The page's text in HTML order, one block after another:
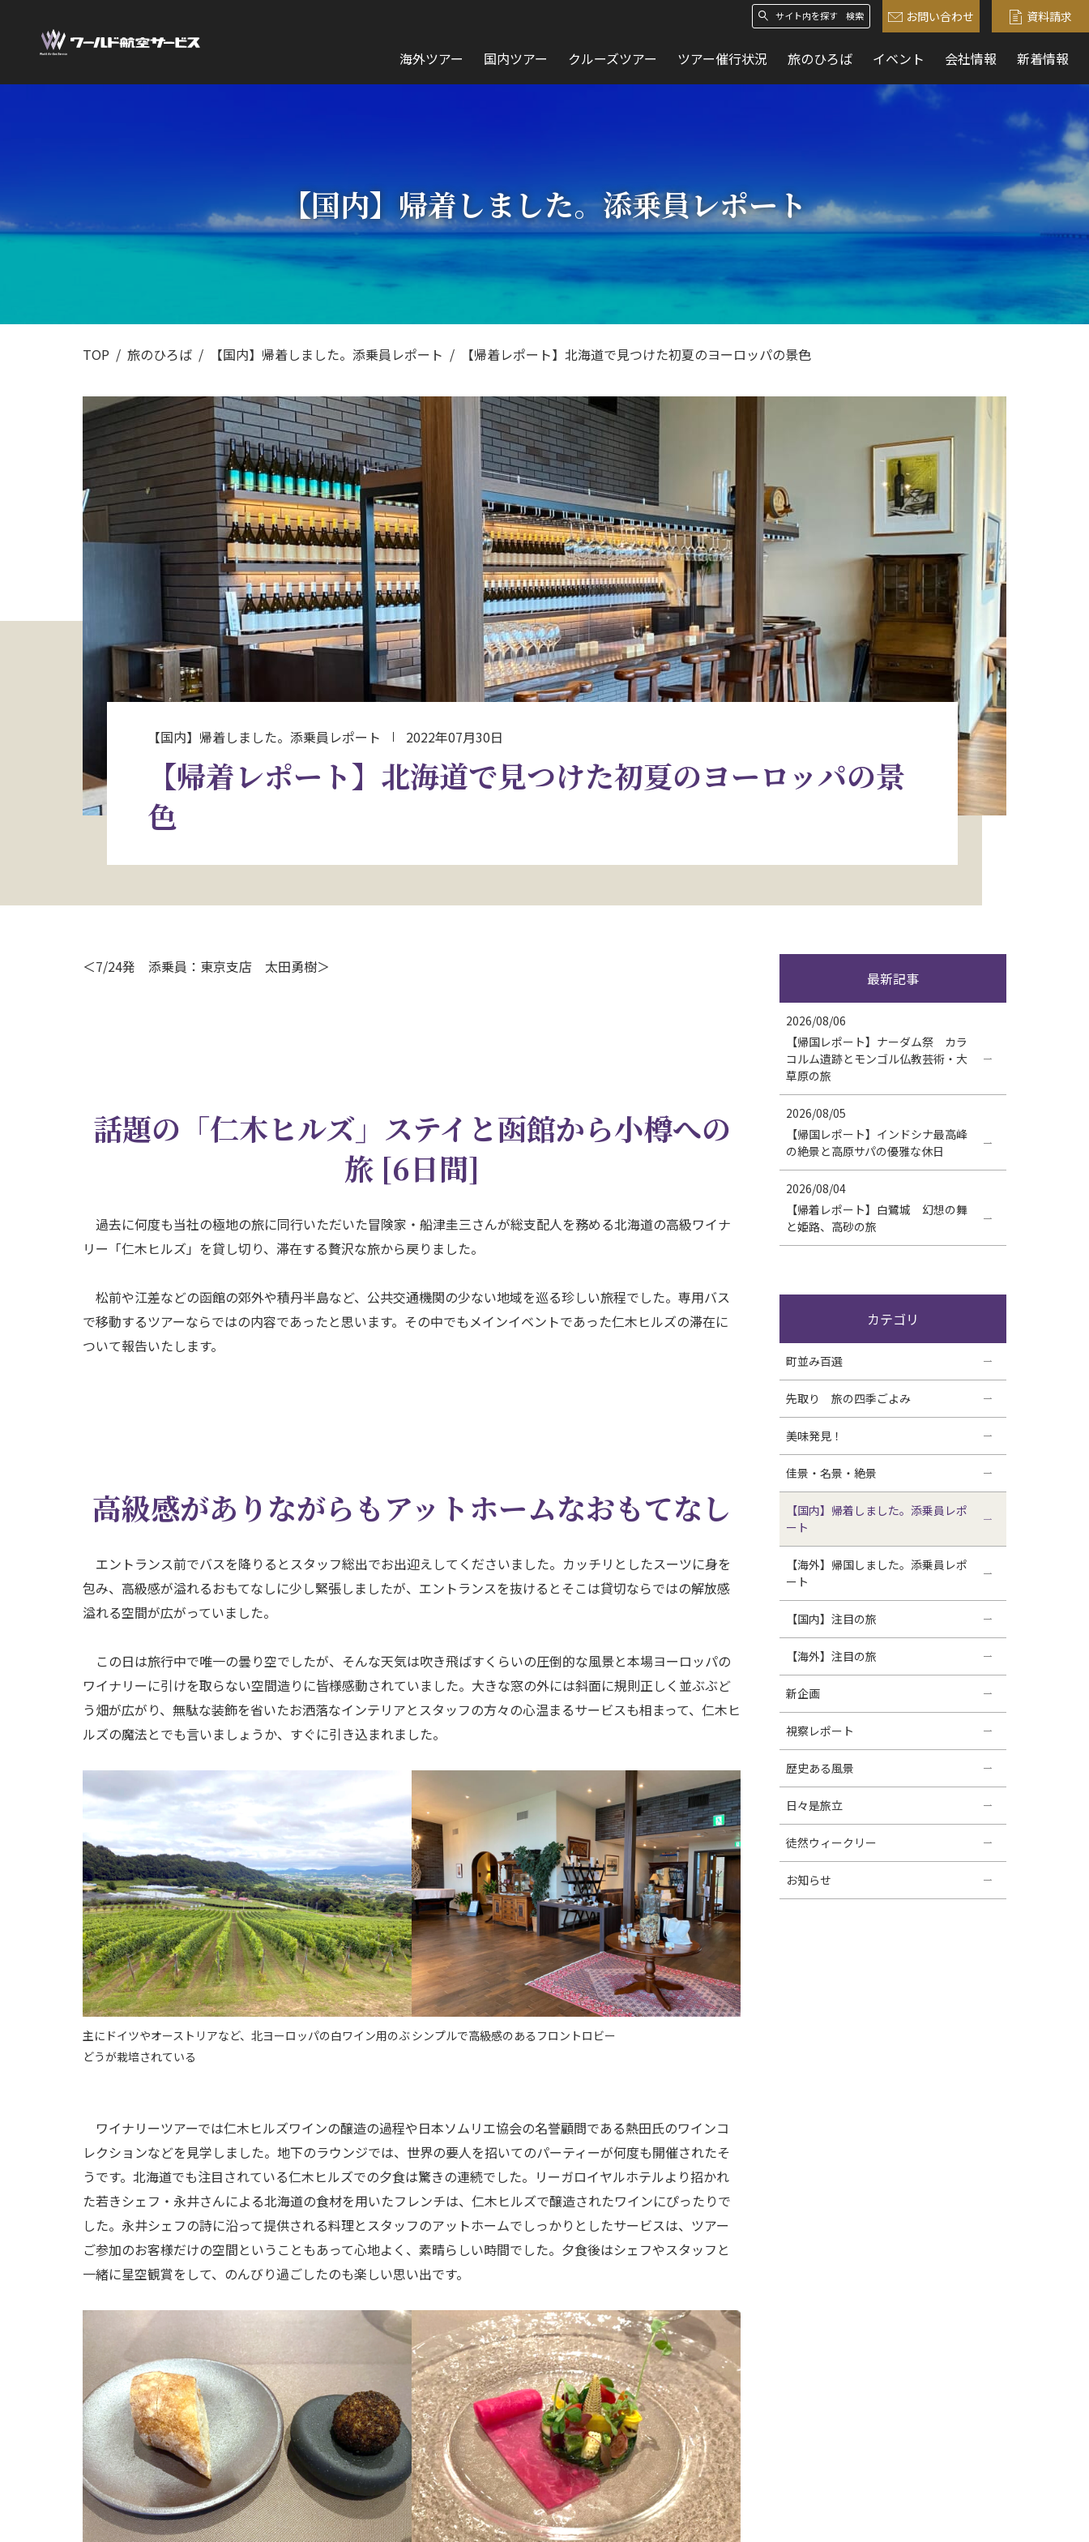
検索 お問い合わせ 資料請求
海外ツアー 国内ツアー クルーズツアー ツアー催行状況 旅のひろば イベント 会社情報 新着情報
【国内】帰着しました。添乗員レポート
TOP 旅のひろば 【国内】帰着しました。添乗員レポート 【帰着レポート】北海道で見つけた初夏のヨーロッパの景色
【国内】帰着しました。添乗員レポート 2022年07月30日
【帰着レポート】北海道で見つけた初夏のヨーロッパの景
色
＜7/24発 添乗員：東京支店 太田勇樹＞
話題の「仁木ヒルズ」ステイと函館から小樽への
旅 [6日間]
過去に何度も当社の極地の旅に同行いただいた冒険家・船津圭三さんが総支配人を務める北海道の高級ワイナ
リー「仁木ヒルズ」を貸し切り、滞在する贅沢な旅から戻りました。
松前や江差などの函館の郊外や積丹半島など、公共交通機関の少ない地域を巡る珍しい旅程でした。専用バス
で移動するツアーならではの内容であったと思います。その中でもメインイベントであった仁木ヒルズの滞在に
ついて報告いたします。
高級感がありながらもアットホームなおもてなし
エントランス前でバスを降りるとスタッフ総出でお出迎えしてくださいました。カッチリとしたスーツに身を
包み、高級感が溢れるおもてなしに少し緊張しましたが、エントランスを抜けるとそこは貸切ならではの解放感
溢れる空間が広がっていました。
この日は旅行中で唯一の曇り空でしたが、そんな天気は吹き飛ばすくらいの圧倒的な風景と本場ヨーロッパの
ワイナリーに引けを取らない空間造りに皆様感動されていました。大きな窓の外には斜面に規則正しく並ぶぶど
う畑が広がり、無駄な装飾を省いたお洒落なインテリアとスタッフの方々の心温まるサービスも相まって、仁木ヒ
ルズの魔法とでも言いましょうか、すぐに引き込まれました。
主にドイツやオーストリアなど、北ヨーロッパの白ワイン用のぶ
どうが栽培されている
シンプルで高級感のあるフロントロビー
ワイナリーツアーでは仁木ヒルズワインの醸造の過程や日本ソムリエ協会の名誉顧問である熱田氏のワインコ
レクションなどを見学しました。地下のラウンジでは、世界の要人を招いてのパーティーが何度も開催されたそ
うです。北海道でも注目されている仁木ヒルズでの夕食は驚きの連続でした。リーガロイヤルホテルより招かれ
た若きシェフ・永井さんによる北海道の食材を用いたフレンチは、仁木ヒルズで醸造されたワインにぴったりで
した。永井シェフの詩に沿って提供される料理とスタッフのアットホームでしっかりとしたサービスは、ツアー
ご参加のお客様だけの空間ということもあって心地よく、素晴らしい時間でした。夕食後はシェフやスタッフと
一緒に星空観賞をして、のんびり過ごしたのも楽しい思い出です。
最新記事
2026/08/06
【帰国レポート】ナーダム祭 カラ
コルム遺跡とモンゴル仏教芸術・大
草原の旅
2026/08/05
【帰国レポート】インドシナ最高峰
の絶景と高原サパの優雅な休日
2026/08/04
【帰着レポート】白鷺城 幻想の舞
と姫路、高砂の旅
カテゴリ
町並み百選
先取り 旅の四季ごよみ
美味発見！
佳景・名景・絶景
【国内】帰着しました。添乗員レポ
ート
【海外】帰国しました。添乗員レポ
ート
【国内】注目の旅
【海外】注目の旅
新企画
視察レポート
歴史ある風景
日々是旅立
徒然ウィークリー
お知らせ